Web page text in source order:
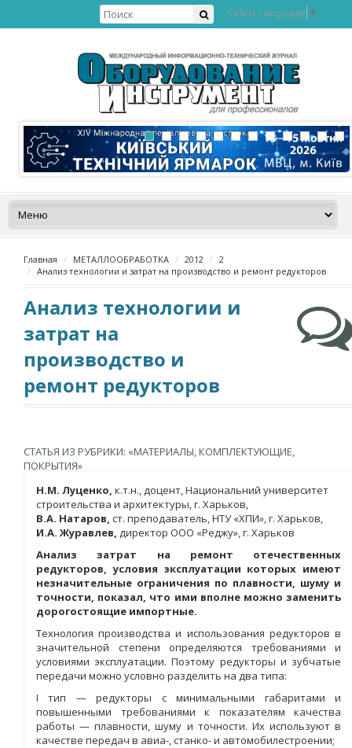
Select Language ▼
Главная МЕТАЛЛООБРАБОТКА 2012
2
Анализ технологии и затрат на производство и ремонт редукторов
Анализ технологии и
затрат на
производство и
ремонт редукторов
СТАТЬЯ ИЗ РУБРИКИ: «МАТЕРИАЛЫ, КОМПЛЕКТУЮЩИЕ,
ПОКРЫТИЯ»
Н.М. Луценко, к.т.н., доцент, Национальний университет
строительства и архитектуры, г. Харьков,
В.А. Натаров, ст. преподаватель, НТУ «ХПИ», г. Харьков,
И.А. Журавлев, директор ООО «Реджу», г. Харьков
Анализ затрат на ремонт отечественных
редукторов, условия эксплуатации которых имеют
незначительные ограничения по плавности, шуму и
точности, показал, что ими вполне можно заменить
дорогостоящие импортные.
Технология производства и использования редукторов в
значительной степени определяются требованиями и
условиями эксплуатации. Поэтому редукторы и зубчатые
передачи можно условно разделить на два типа:
I тип — редукторы с минимальными габаритами и
повышенными требованиями к показателям качества
работы — плавности, шуму и точности. Их используют в
качестве передач в авиа-, станко- и автомобилестроении;